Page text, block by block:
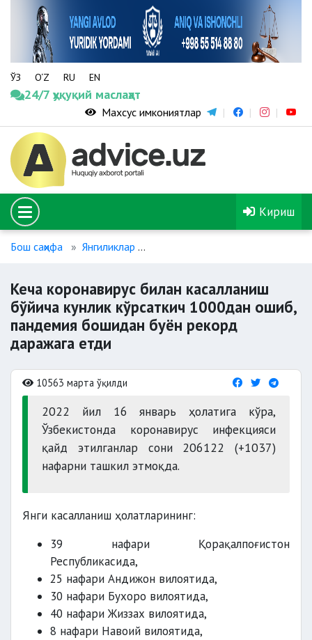
ЎЗ O‘Z RU EN
24/7 ҳуқуқий маслаҳат
Махсус имкониятлар
Кириш
Бош саҳифа Янгиликлар
Кеча коронавирус билан касалланиш
бўйича кунлик кўрсаткич 1000дан ошиб,
пандемия бошидан буён рекорд
даражага етди
10563 марта ўқилди
2022 йил 16 январь ҳолатига кўра,
Ўзбекистонда коронавирус инфекцияси
қайд этилганлар сони 206122 (+1037)
нафарни ташкил этмоқда.
Янги касалланиш ҳолатларининг:
39 нафари Қорақалпоғистон
Республикасида,
25 нафари Андижон вилоятида,
30 нафари Бухоро вилоятида,
40 нафари Жиззах вилоятида,
8 нафари Навоий вилоятида,